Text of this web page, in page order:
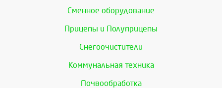
Сменное оборудование
Прицепы и Полуприцепы
Снегоочистители
Коммунальная техника
Почвообработка